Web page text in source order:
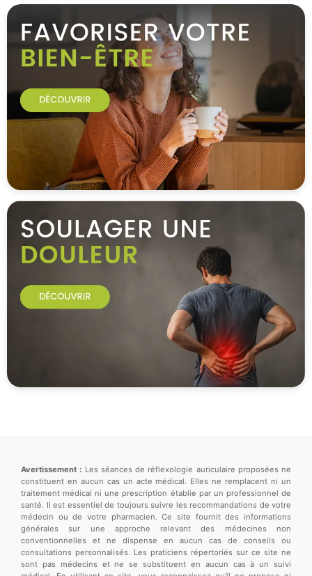
Avertissement : Les séances de réflexologie auriculaire proposées ne
constituent en aucun cas un acte médical. Elles ne remplacent ni un
traitement médical ni une prescription établie par un professionnel de
santé. Il est essentiel de toujours suivre les recommandations de votre
médecin ou de votre pharmacien. Ce site fournit des informations
générales sur une approche relevant des médecines non
conventionnelles et ne dispense en aucun cas de conseils ou
consultations personnalisés. Les praticiens répertoriés sur ce site ne
sont pas médecins et ne se substituent en aucun cas à un suivi